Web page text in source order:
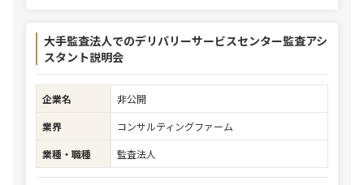
大手監査法人でのデリバリーサービスセンター監査アシ
スタント説明会
企業名
非公開
業界
コンサルティングファーム
業種・職種
監査法人